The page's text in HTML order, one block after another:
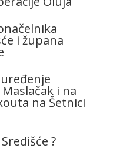
i župana
i na
na Šetnici
?